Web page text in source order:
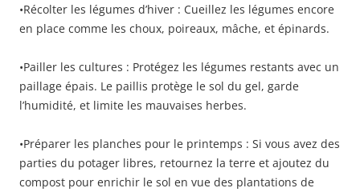
•Récolter les légumes d’hiver : Cueillez les légumes encore
en place comme les choux, poireaux, mâche, et épinards.
•Pailler les cultures : Protégez les légumes restants avec un
paillage épais. Le paillis protège le sol du gel, garde
l’humidité, et limite les mauvaises herbes.
•Préparer les planches pour le printemps : Si vous avez des
parties du potager libres, retournez la terre et ajoutez du
compost pour enrichir le sol en vue des plantations de